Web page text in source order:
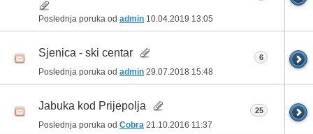
Poslednja poruka od admin 10.04.2019 13:05
Sjenica - ski centar
Poslednja poruka od admin 29.07.2018 15:48
6
Jabuka kod Prijepolja
Poslednja poruka od Cobra 21.10.2016 11:37
25